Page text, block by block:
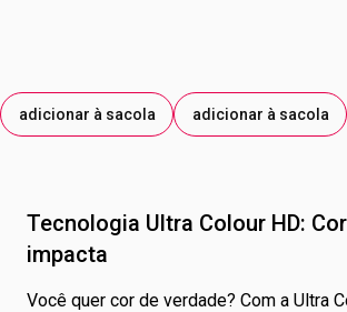
adicionar à sacola
adicionar à sacola
Tecnologia Ultra Colour HD:
impacta
Você quer cor de verdade? Com a Ultra